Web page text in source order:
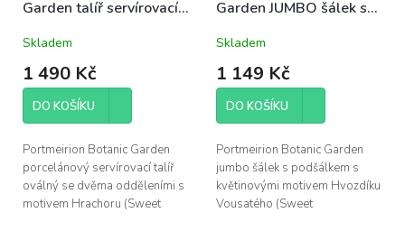
Garden talíř servírovací
29x17,5cm Hrachor
Skladem
1 490 Kč
DO KOŠÍKU
Portmeirion Botanic Garden
porcelánový servírovací talíř
oválný se dvěma odděleními s
motivem Hrachoru (Sweet
Garden JUMBO šálek s
Hvozdík Vousatý
Skladem
1 149 Kč
DO KOŠÍKU
Portmeirion Botanic Garden
jumbo šálek s podšálkem s
květinovými motivem Hvozdíku
Vousatého (Sweet